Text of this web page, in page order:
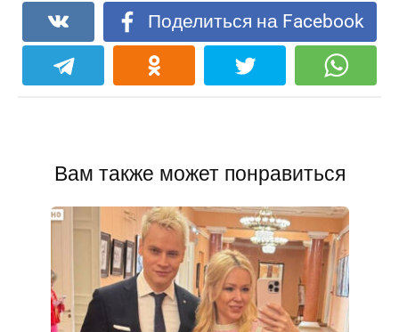
Поделиться на Facebook
Вам также может понравиться